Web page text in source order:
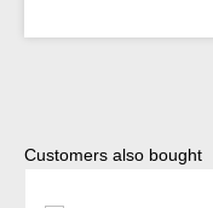
Lewati galeri produk
Customers also bought